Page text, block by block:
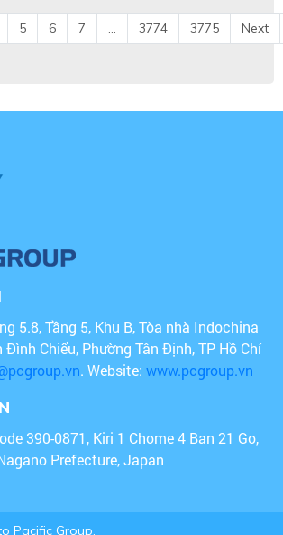
5 6 7 ... 3774 3775 Next
5.8, Tầng 5, Khu B, Tòa nhà Indochina
Đình Chiểu, Phường Tân Định, TP Hồ Chí
. Website: www.pcgroup.vn
390-0871, Kiri 1 Chome 4 Ban 21 Go,
Prefecture, Japan
Pacific Group.